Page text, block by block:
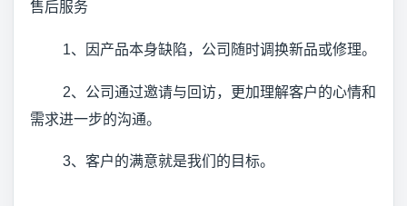
售后服务
1、因产品本身缺陷，公司随时调换新品或修理。
2、公司通过邀请与回访，更加理解客户的心情和
需求进一步的沟通。
3、客户的满意就是我们的目标。